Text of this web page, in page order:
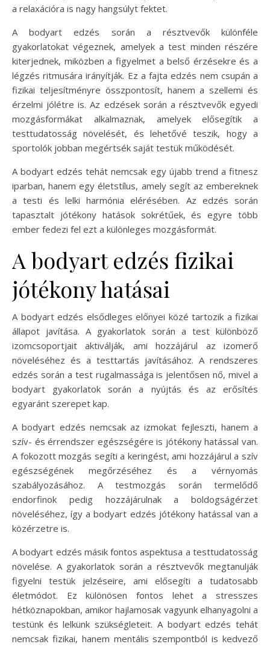
a relaxációra is nagy hangsúlyt fektet.
A bodyart edzés során a résztvevők különféle
gyakorlatokat végeznek, amelyek a test minden részére
kiterjednek, miközben a figyelmet a belső érzésekre és a
légzés ritmusára irányítják. Ez a fajta edzés nem csupán a
fizikai teljesítményre összpontosít, hanem a szellemi és
érzelmi jólétre is. Az edzések során a résztvevők egyedi
mozgásformákat alkalmaznak, amelyek elősegítik a
testtudatosság növelését, és lehetővé teszik, hogy a
sportolók jobban megértsék saját testük működését.
A bodyart edzés tehát nemcsak egy újabb trend a fitnesz
iparban, hanem egy életstílus, amely segít az embereknek
a testi és lelki harmónia elérésében. Az edzés során
tapasztalt jótékony hatások sokrétűek, és egyre több
ember fedezi fel ezt a különleges mozgásformát.
A bodyart edzés fizikai
jótékony hatásai
A bodyart edzés elsődleges előnyei közé tartozik a fizikai
állapot javítása. A gyakorlatok során a test különböző
izomcsoportjait aktiválják, ami hozzájárul az izomerő
növeléséhez és a testtartás javításához. A rendszeres
edzés során a test rugalmassága is jelentősen nő, mivel a
bodyart gyakorlatok során a nyújtás és az erősítés
egyaránt szerepet kap.
A bodyart edzés nemcsak az izmokat fejleszti, hanem a
szív- és érrendszer egészségére is jótékony hatással van.
A fokozott mozgás segíti a keringést, ami hozzájárul a szív
egészségének megőrzéséhez és a vérnyomás
szabályozásához. A testmozgás során termelődő
endorfinok pedig hozzájárulnak a boldogságérzet
növeléséhez, így a bodyart edzés jótékony hatással van a
közérzetre is.
A bodyart edzés másik fontos aspektusa a testtudatosság
növelése. A gyakorlatok során a résztvevők megtanulják
figyelni testük jelzéseire, ami elősegíti a tudatosabb
életmódot. Ez különösen fontos lehet a stresszes
hétköznapokban, amikor hajlamosak vagyunk elhanyagolni a
testünk és lelkünk szükségleteit. A bodyart edzés tehát
nemcsak fizikai, hanem mentális szempontból is kedvező